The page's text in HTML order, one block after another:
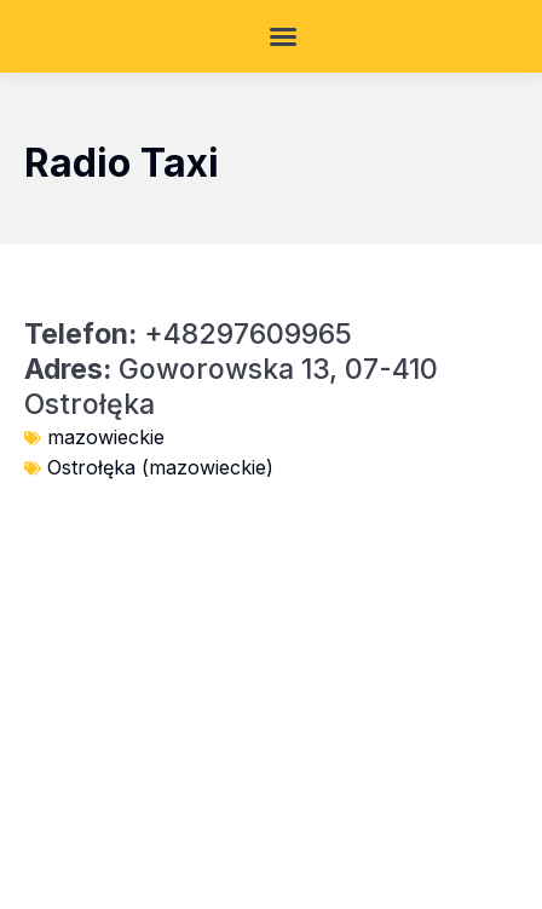
Radio Taxi
Telefon: +48297609965
Adres: Goworowska 13, 07-410
Ostrołęka
mazowieckie
Ostrołęka (mazowieckie)